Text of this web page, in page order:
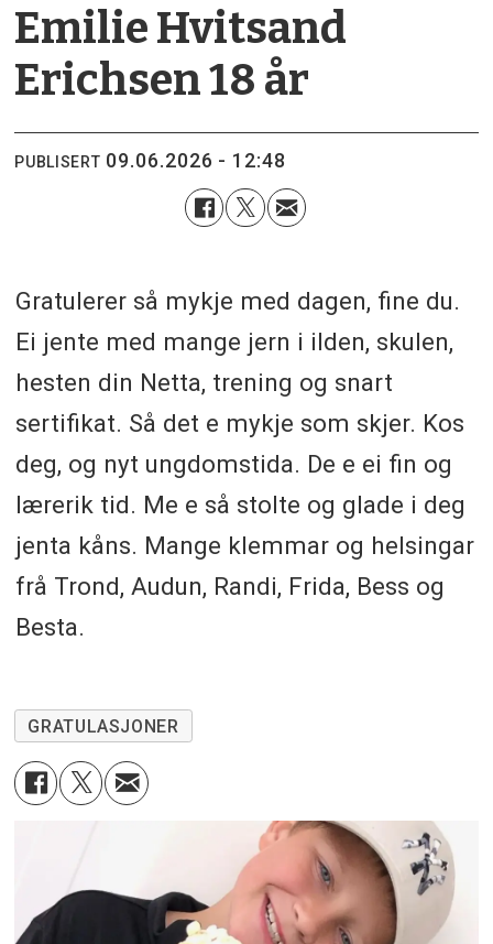
Emilie Hvitsand
Erichsen 18 år
PUBLISERT 09.06.2026 - 12:48
Gratulerer så mykje med dagen, fine du.
Ei jente med mange jern i ilden, skulen,
hesten din Netta, trening og snart
sertifikat. Så det e mykje som skjer. Kos
deg, og nyt ungdomstida. De e ei fin og
lærerik tid. Me e så stolte og glade i deg
jenta kåns. Mange klemmar og helsingar
frå Trond, Audun, Randi, Frida, Bess og
Besta.
GRATULASJONER